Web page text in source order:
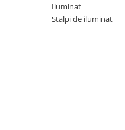
Diferential RCBO curba B tip A
Diferential RCBO curba C tip A
Iluminat
Stalpi de iluminat